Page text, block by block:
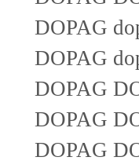
DOPAG
DOPAG
DOPAG
DOPAG
DOPAG